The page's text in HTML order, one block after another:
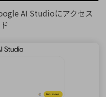
AI Studioにアクセス